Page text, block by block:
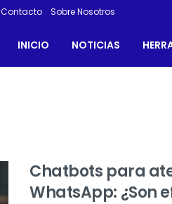
Contacto Sobre Nosotros
INICIO NOTICIAS
Chatbots para
WhatsApp: ¿Son